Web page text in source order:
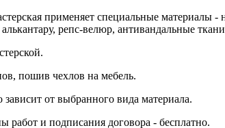
применяет специальные материалы -
репс-велюр, антивандальные
пошив чехлов на мебель.
от выбранного вида материала.
работ и подписания договора - бесплатно.